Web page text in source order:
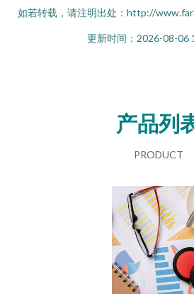
如若转载，请注明出处：http://
更新时间：2026-08-06
产品列
PRODUCT